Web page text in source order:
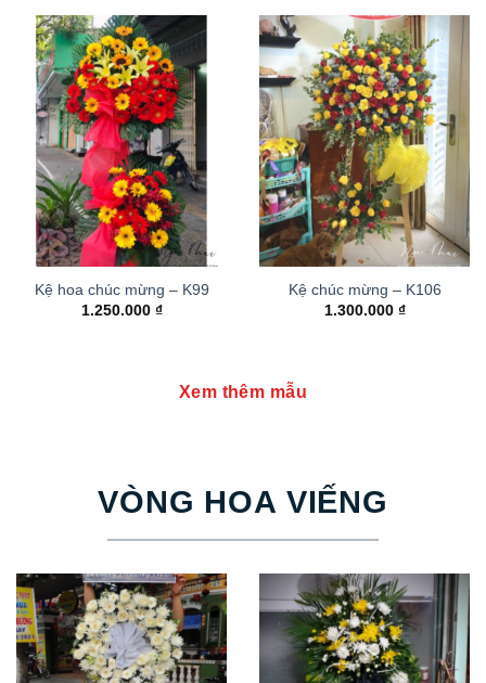
Kệ hoa chúc mừng – K99
1.250.000 ₫
Kệ chúc mừng – K106
1.300.000 ₫
Xem thêm mẫu
VÒNG HOA VIẾNG